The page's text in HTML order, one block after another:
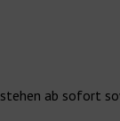
ab sofort